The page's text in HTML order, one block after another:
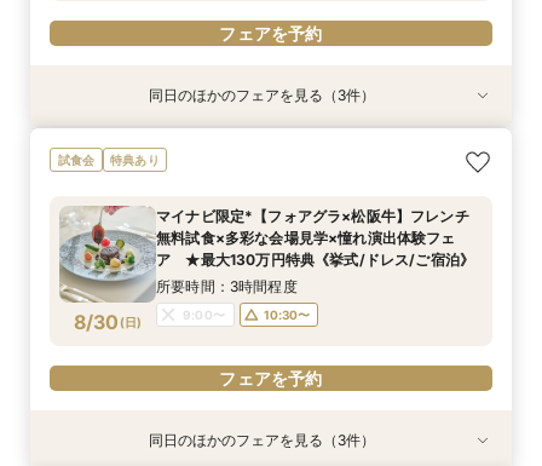
フェアを予約
特典あり
8/29(土)
【ホテル最上階の絶景オーシャンビュー】チャペ
ル＆会場見学/スイーツ試食/憧れ演出体験フェ
所要時間：2時間30分程度
9:00〜
10:30〜
15:00〜
特典あり
8/29(土)
【しっかりお見積り比較×何でも相談】安心ブラ
イダル相談会 ★豪華特典付（挙式/ドレス/ご宿
所要時間：2時間30分程度
11:00〜
13:00〜
15:00〜
特典あり
8/29(土)
【最短1ヶ月の準備OK☆】少人数ウエディング相
談フェア（10名/57万円～）
11:00〜 15:00〜
フェアを予約
同日のほかのフェアを見る（3件）
試食会 特典あり
8/30 (日)
マイナビ限定*【フォアグラ×松阪牛】フレンチ
無料試食×多彩な会場見学×憧れ演出体験フェ
ア ★最大130万円特典《挙式/ドレス/ご宿泊》
所要時間：3時間程度
9:00〜 10:30〜
フェアを予約
特典あり
特典あり
特典あり同日のほかのフェアを見る（3件）